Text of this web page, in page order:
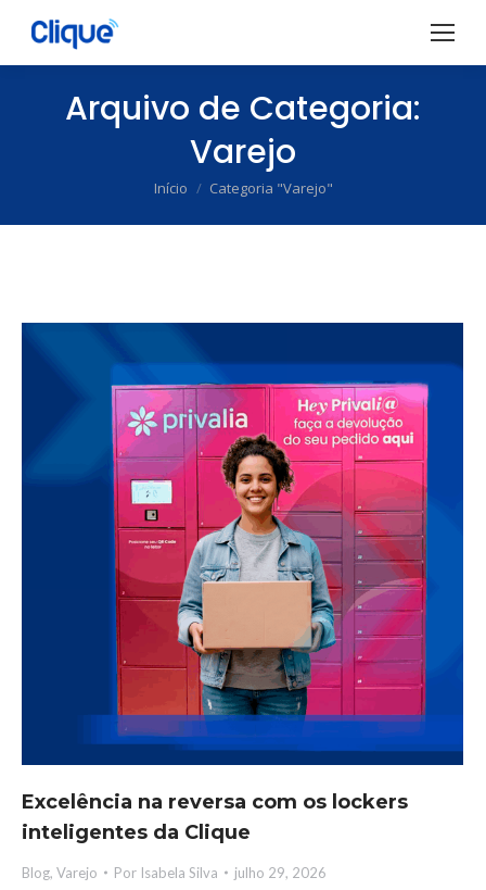
Arquivo de Categoria:
Varejo
Você está aqui:
Início Categoria "Varejo"
Excelência na reversa com os lockers
inteligentes da Clique
Blog, Varejo Por Isabela Silva julho 29, 2026